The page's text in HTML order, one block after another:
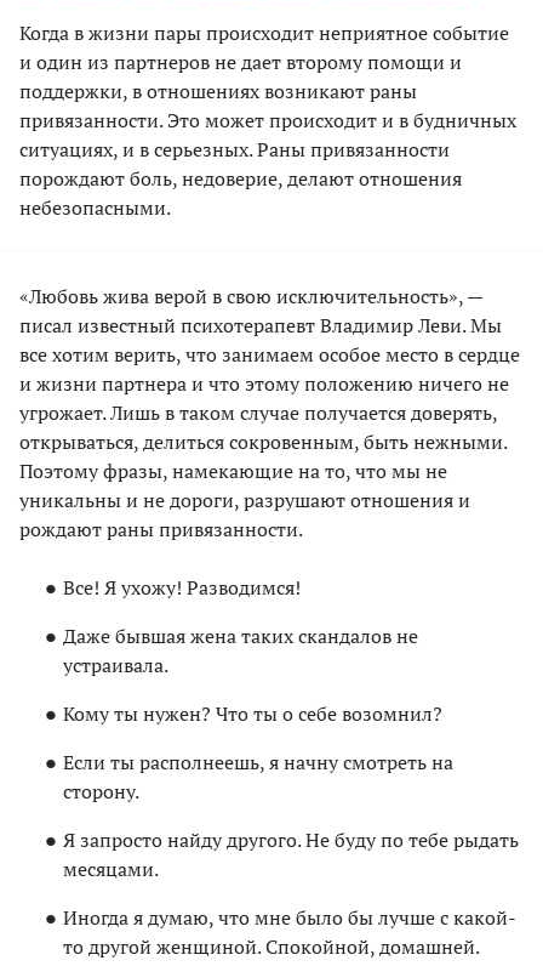
Когда в жизни пары происходит неприятное событие
и один из партнеров не дает второму помощи и
поддержки, в отношениях возникают раны
привязанности. Это может происходит и в будничных
ситуациях, и в серьезных. Раны привязанности
порождают боль, недоверие, делают отношения
небезопасными.
«Любовь жива верой в свою исключительность», —
писал известный психотерапевт Владимир Леви. Мы
все хотим верить, что занимаем особое место в сердце
и жизни партнера и что этому положению ничего не
угрожает. Лишь в таком случае получается доверять,
открываться, делиться сокровенным, быть нежными.
Поэтому фразы, намекающие на то, что мы не
уникальны и не дороги, разрушают отношения и
рождают раны привязанности.
Все! Я ухожу! Разводимся!
Даже бывшая жена таких скандалов не
устраивала.
Кому ты нужен? Что ты о себе возомнил?
Если ты располнеешь, я начну смотреть на
сторону.
Я запросто найду другого. Не буду по тебе рыдать
месяцами.
Иногда я думаю, что мне было бы лучше с какой-
то другой женщиной. Спокойной, домашней.